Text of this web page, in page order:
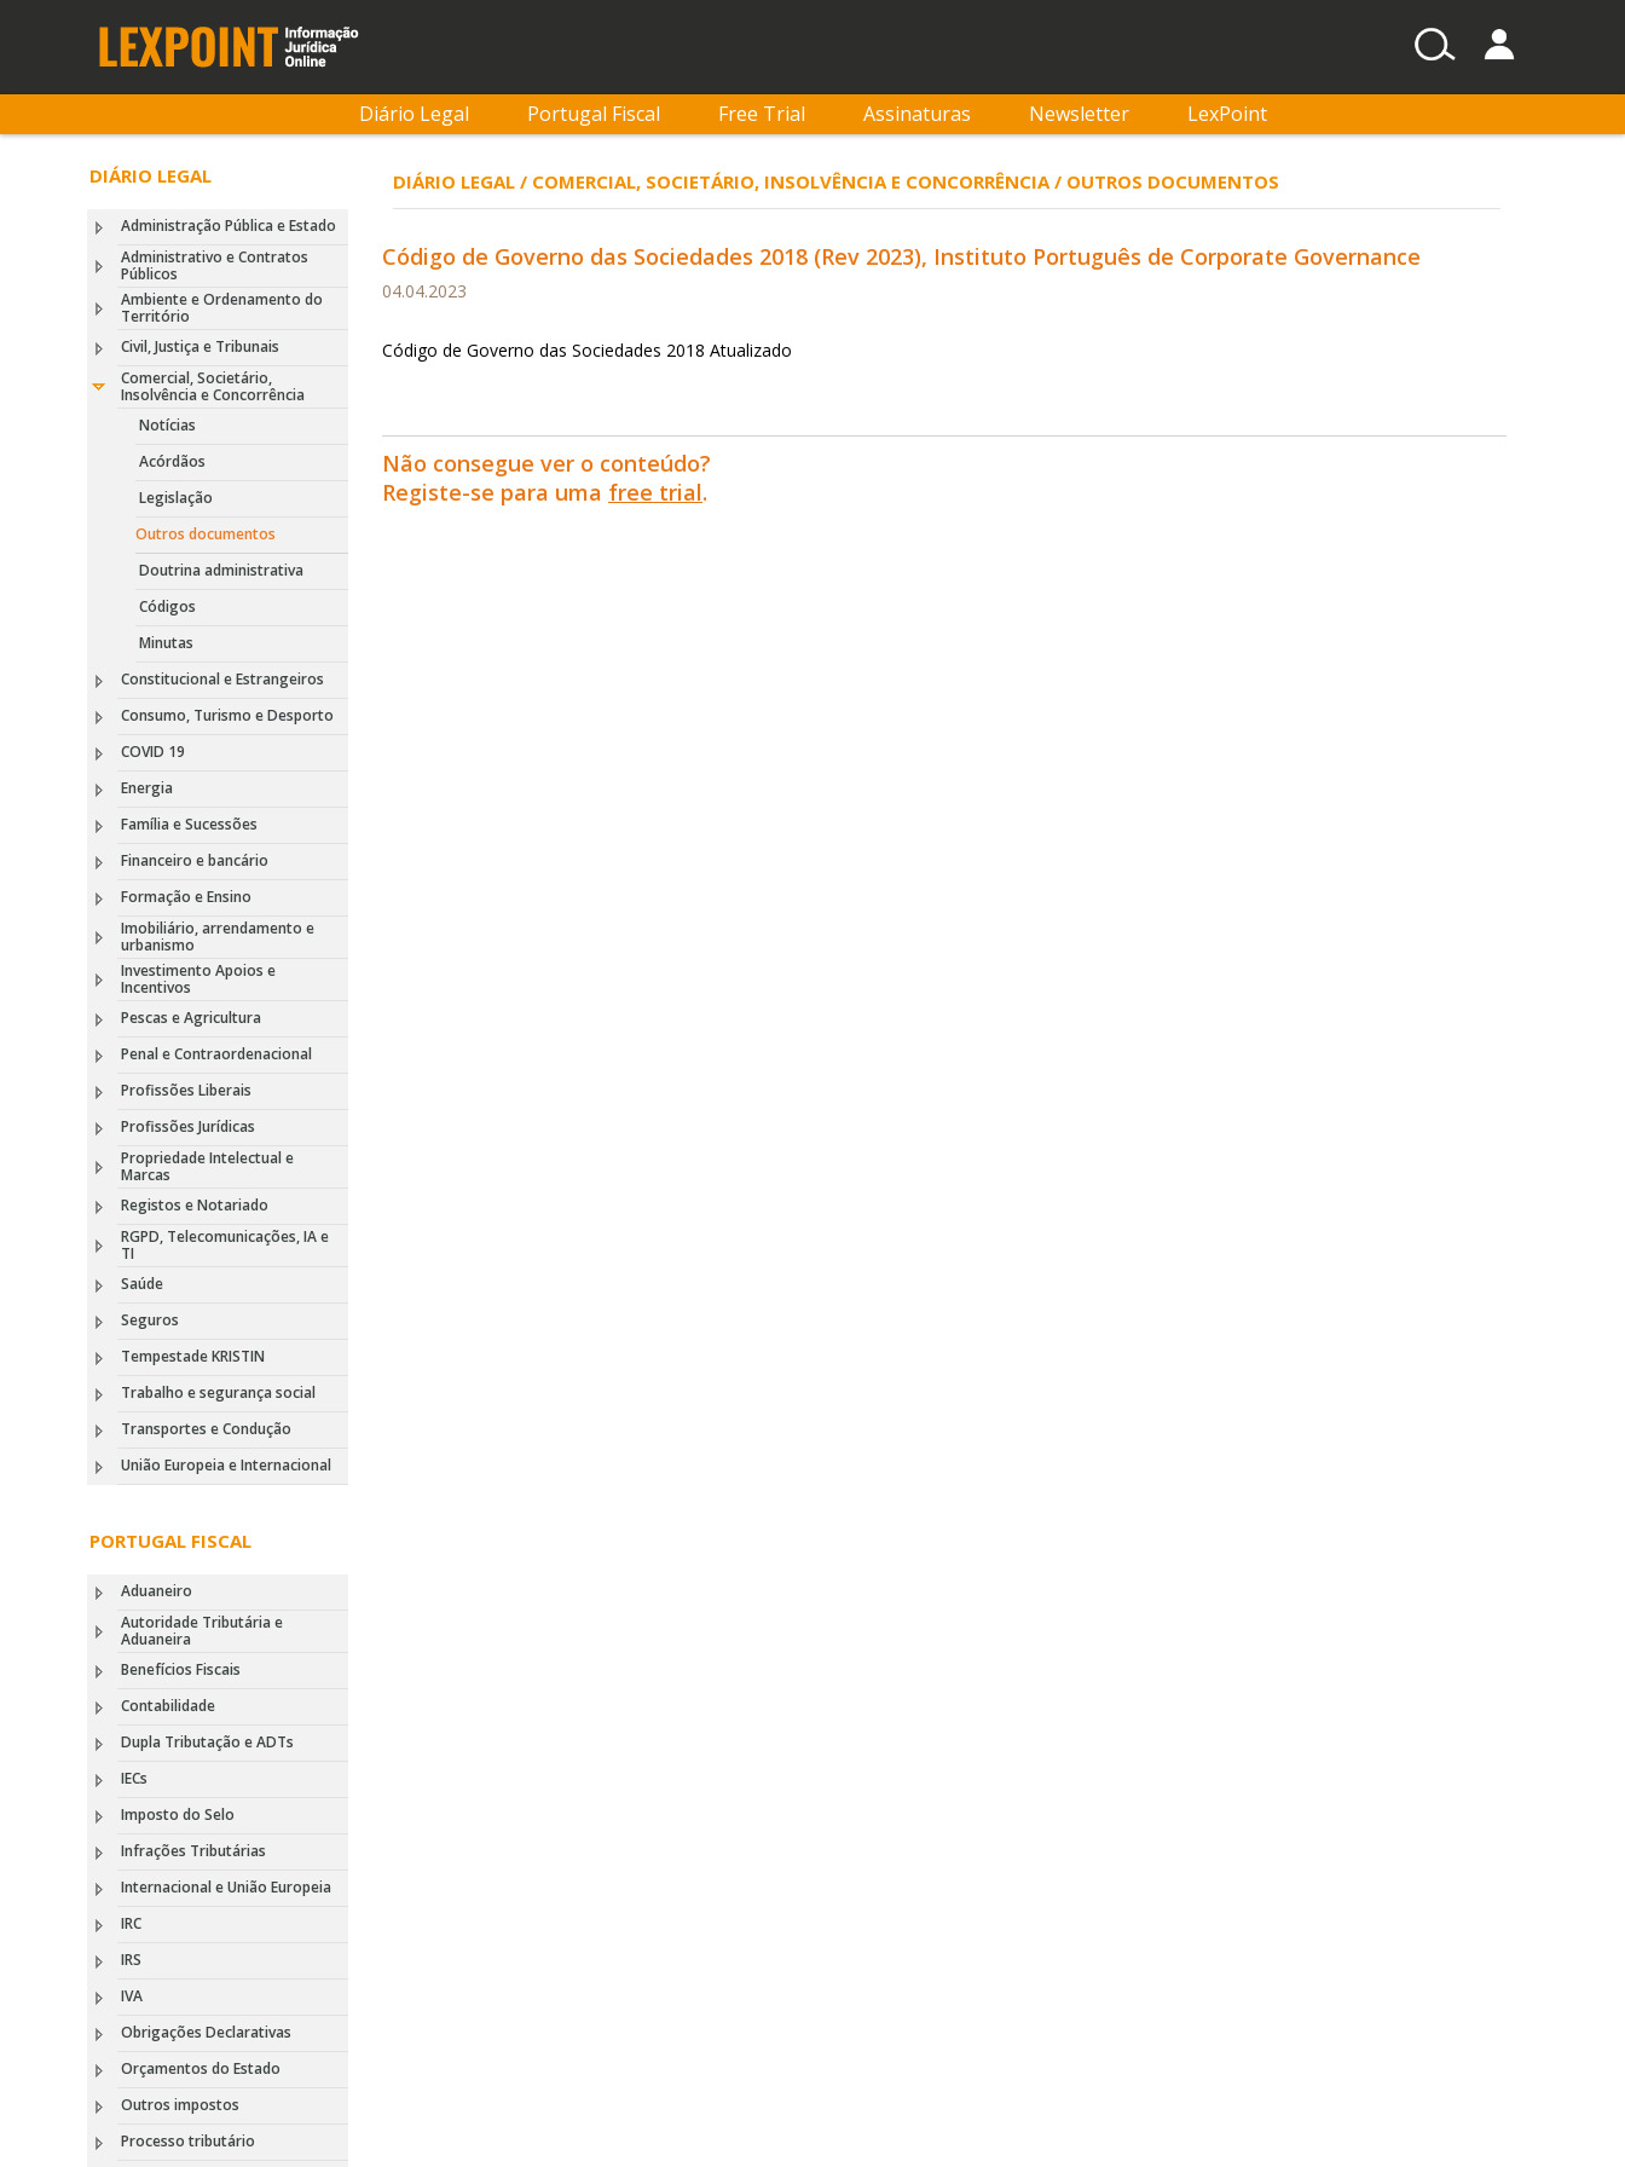
Diário Legal Portugal Fiscal Free Trial Assinaturas Newsletter LexPoint
DIÁRIO LEGAL
Administração Pública e Estado
Administrativo e Contratos
Públicos
Ambiente e Ordenamento do
Território
Civil, Justiça e Tribunais
Comercial, Societário,
Insolvência e Concorrência
Notícias
Acórdãos
Legislação
Outros documentos
Doutrina administrativa
Códigos
Minutas
Constitucional e Estrangeiros
Consumo, Turismo e Desporto
COVID 19
Energia
Família e Sucessões
Financeiro e bancário
Formação e Ensino
Imobiliário, arrendamento e
urbanismo
Investimento Apoios e
Incentivos
Pescas e Agricultura
Penal e Contraordenacional
Profissões Liberais
Profissões Jurídicas
Propriedade Intelectual e
Marcas
Registos e Notariado
RGPD, Telecomunicações, IA e
TI
Saúde
Seguros
Tempestade KRISTIN
Trabalho e segurança social
Transportes e Condução
União Europeia e Internacional
PORTUGAL FISCAL
Aduaneiro
Autoridade Tributária e
Aduaneira
Benefícios Fiscais
Contabilidade
Dupla Tributação e ADTs
IECs
Imposto do Selo
Infrações Tributárias
Internacional e União Europeia
IRC
IRS
IVA
Obrigações Declarativas
Orçamentos do Estado
Outros impostos
Processo tributário
DIÁRIO LEGAL / COMERCIAL, SOCIETÁRIO, INSOLVÊNCIA E CONCORRÊNCIA / OUTROS DOCUMENTOS
Código de Governo das Sociedades 2018 (Rev 2023), Instituto Português de Corporate Governance
04.04.2023
Código de Governo das Sociedades 2018 Atualizado
Não consegue ver o conteúdo?
Registe-se para uma free trial.